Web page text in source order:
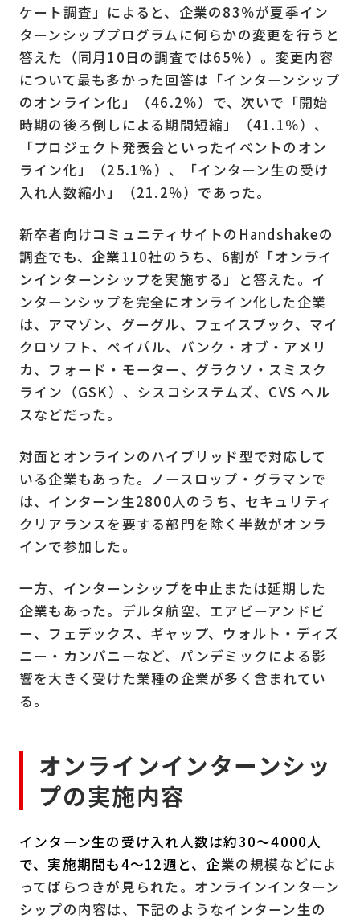
ケート調査」によると、企業の83％が夏季イン
ターンシッププログラムに何らかの変更を行うと
答えた（同月10日の調査では65％）。変更内容
について最も多かった回答は「インターンシップ
のオンライン化」（46.2％）で、次いで「開始
時期の後ろ倒しによる期間短縮」（41.1％）、
「プロジェクト発表会といったイベントのオン
ライン化」（25.1％）、「インターン生の受け
入れ人数縮小」（21.2％）であった。
新卒者向けコミュニティサイトのHandshakeの
調査でも、企業110社のうち、6割が「オンライ
ンインターンシップを実施する」と答えた。イ
ンターンシップを完全にオンライン化した企業
は、アマゾン、グーグル、フェイスブック、マイ
クロソフト、ペイパル、バンク・オブ・アメリ
カ、フォード・モーター、グラクソ・スミスク
ライン（GSK）、シスコシステムズ、CVS ヘル
スなどだった。
対面とオンラインのハイブリッド型で対応して
いる企業もあった。ノースロップ・グラマンで
は、インターン生2800人のうち、セキュリティ
クリアランスを要する部門を除く半数がオンラ
インで参加した。
一方、インターンシップを中止または延期した
企業もあった。デルタ航空、エアビーアンドビ
ー、フェデックス、ギャップ、ウォルト・ディズ
ニー・カンパニーなど、パンデミックによる影
響を大きく受けた業種の企業が多く含まれてい
る。
オンラインインターンシッ
プの実施内容
インターン生の受け入れ人数は約30～4000人
で、実施期間も4～12週と、企業の規模などによ
ってばらつきが見られた。オンラインインターン
シップの内容は、下記のようなインターン生の